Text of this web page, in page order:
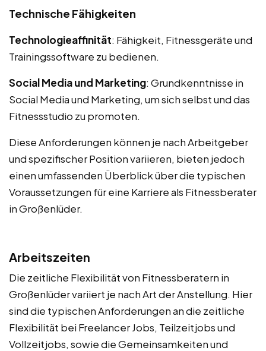
Technische Fähigkeiten
Technologieaffinität: Fähigkeit, Fitnessgeräte und
Trainingssoftware zu bedienen.
Social Media und Marketing: Grundkenntnisse in
Social Media und Marketing, um sich selbst und das
Fitnessstudio zu promoten.
Diese Anforderungen können je nach Arbeitgeber
und spezifischer Position variieren, bieten jedoch
einen umfassenden Überblick über die typischen
Voraussetzungen für eine Karriere als Fitnessberater
in Großenlüder.
Arbeitszeiten
Die zeitliche Flexibilität von Fitnessberatern in
Großenlüder variiert je nach Art der Anstellung. Hier
sind die typischen Anforderungen an die zeitliche
Flexibilität bei Freelancer Jobs, Teilzeitjobs und
Vollzeitjobs, sowie die Gemeinsamkeiten und